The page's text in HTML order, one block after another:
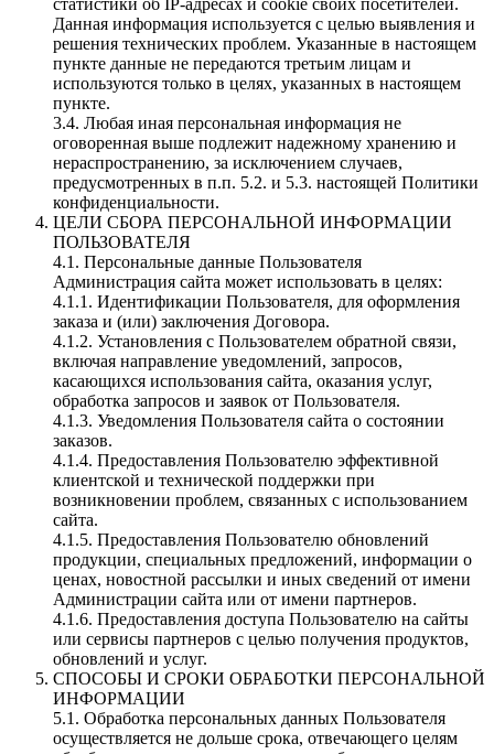
Данная информация используется с целью выявления и
решения технических проблем. Указанные в настоящем
пункте данные не передаются третьим лицам и
используются только в целях, указанных в настоящем
пункте.
3.4. Любая иная персональная информация не
оговоренная выше подлежит надежному хранению и
нераспространению, за исключением случаев,
предусмотренных в п.п. 5.2. и 5.3. настоящей Политики
конфиденциальности.
ЦЕЛИ СБОРА ПЕРСОНАЛЬНОЙ ИНФОРМАЦИИ
ПОЛЬЗОВАТЕЛЯ
4.1. Персональные данные Пользователя
Администрация сайта может использовать в целях:
4.1.1. Идентификации Пользователя, для оформления
заказа и (или) заключения Договора.
4.1.2. Установления с Пользователем обратной связи,
включая направление уведомлений, запросов,
касающихся использования сайта, оказания услуг,
обработка запросов и заявок от Пользователя.
4.1.3. Уведомления Пользователя сайта о состоянии
заказов.
4.1.4. Предоставления Пользователю эффективной
клиентской и технической поддержки при
возникновении проблем, связанных с использованием
сайта.
4.1.5. Предоставления Пользователю обновлений
продукции, специальных предложений, информации о
ценах, новостной рассылки и иных сведений от имени
Администрации сайта или от имени партнеров.
4.1.6. Предоставления доступа Пользователю на сайты
или сервисы партнеров с целью получения продуктов,
обновлений и услуг.
СПОСОБЫ И СРОКИ ОБРАБОТКИ ПЕРСОНАЛЬНОЙ
ИНФОРМАЦИИ
5.1. Обработка персональных данных Пользователя
осуществляется не дольше срока, отвечающего целям